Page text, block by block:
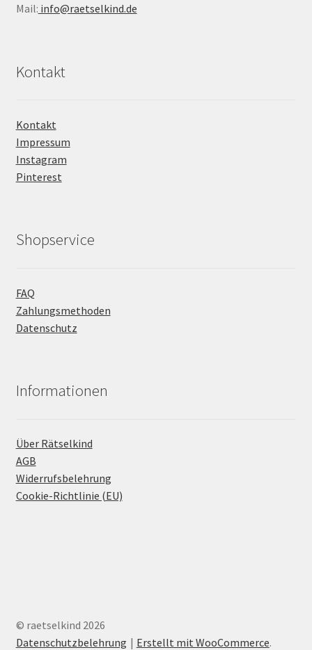
Mail: info@raetselkind.de
Kontakt
Kontakt
Impressum
Instagram
Pinterest
Shopservice
FAQ
Zahlungsmethoden
Datenschutz
Informationen
Über Rätselkind
AGB
Widerrufsbelehrung
Cookie-Richtlinie (EU)
© raetselkind 2026
Datenschutzbelehrung
Erstellt mit WooCommerce.